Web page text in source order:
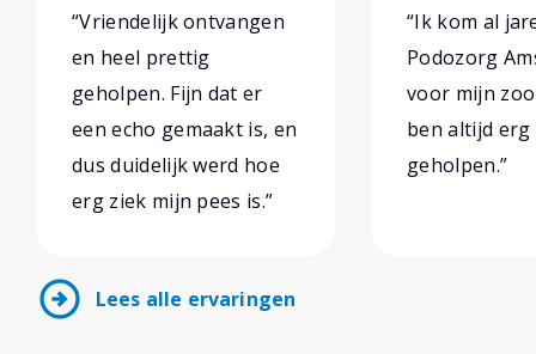
“Vriendelijk ontvangen
en heel prettig
geholpen. Fijn dat er
een echo gemaakt is, en
dus duidelijk werd hoe
erg ziek mijn pees is.”
“Ik kom al
Podozorg
voor mijn
ben altijd erg
geholpen.”
arrow_circle_right Lees alle ervaringen